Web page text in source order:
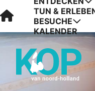
Visit Kop van Holland
TUN &
BESUCHE
KALENDER